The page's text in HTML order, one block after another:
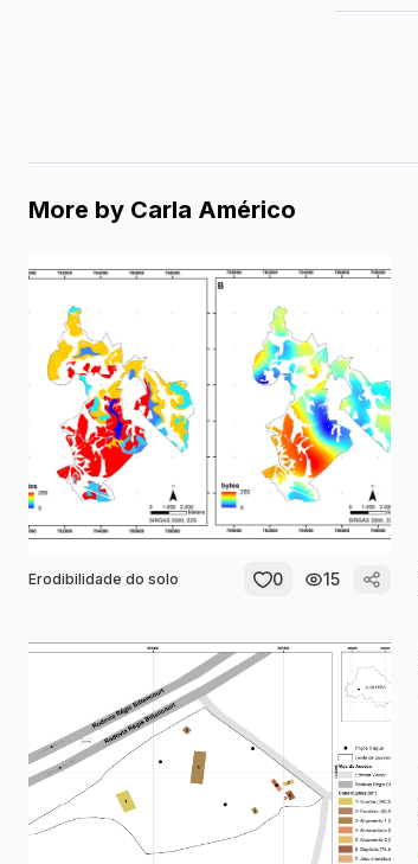
More by Carla Américo
Erodibilidade do solo 0 15